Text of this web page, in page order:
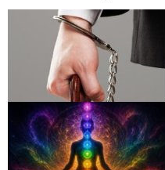
Karar Duruşmasına Çevrildi
En Iyi Şanlıurfa Avukatı